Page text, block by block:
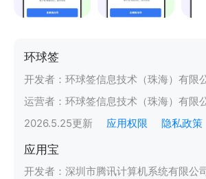
环球签
开发者： 环球签信息技术（珠海）有限
运营者： 环球签信息技术（珠海）有限
2026.5.25更新 应用权限 隐私政策
应用宝
开发者： 深圳市腾讯计算机系统有限公司